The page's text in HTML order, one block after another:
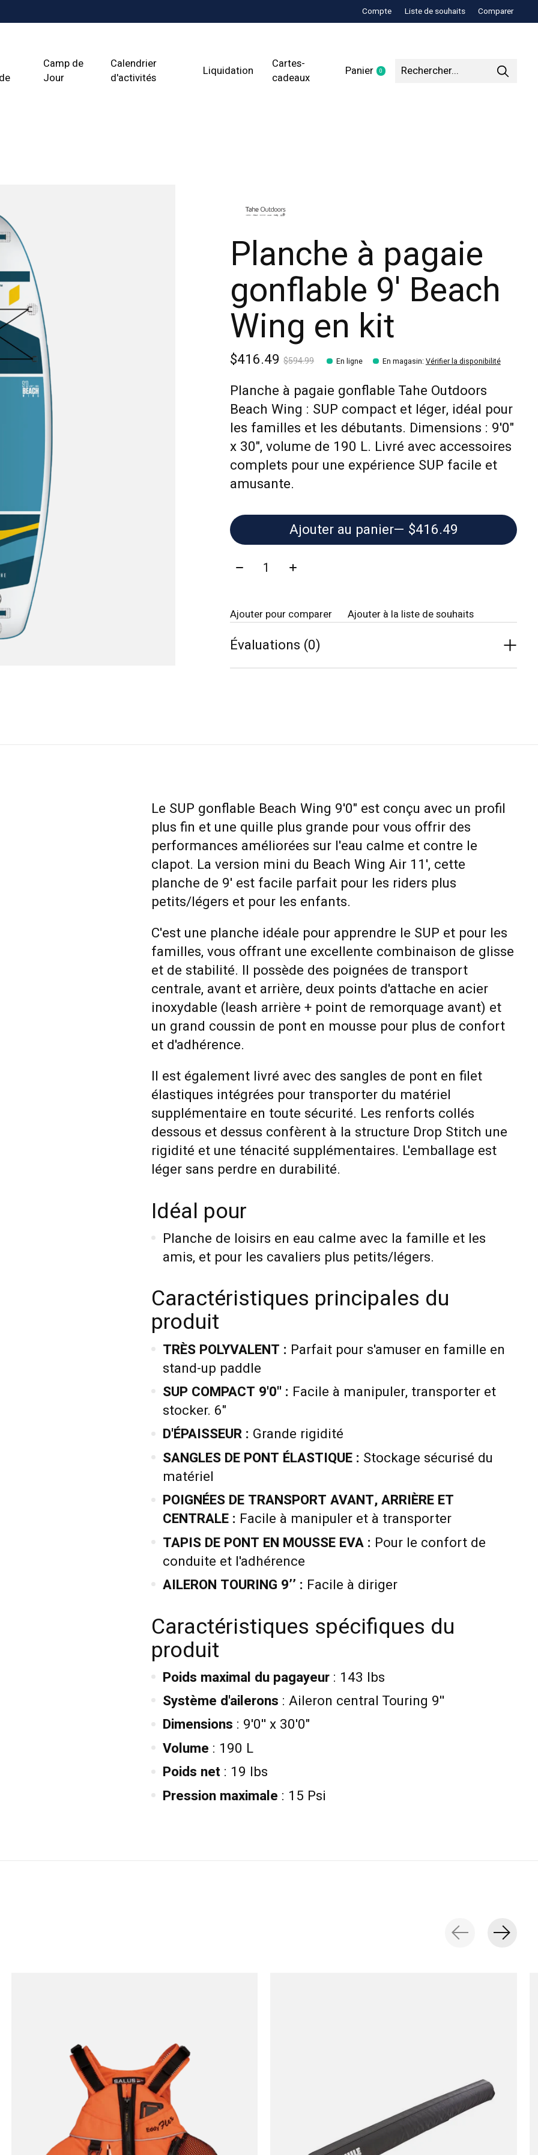
Compte Liste de souhaits Comparer
Camp de
Jour
Calendrier
d'activités
Liquidation
Cartes-
cadeaux
Panier 0items
Planche à pagaie
gonflable 9' Beach
Wing en kit
$416.49$594.99 En ligne En magasin: Vérifier la disponibilité
Planche à pagaie gonflable Tahe Outdoors
Beach Wing : SUP compact et léger, idéal pour
les familles et les débutants. Dimensions : 9'0"
x 30", volume de 190 L. Livré avec accessoires
complets pour une expérience SUP facile et
amusante.
Ajouter au panier
— $416.49
Quantité:
Ajouter pour comparer Ajouter à la liste de souhaits
Évaluations (0)
Le SUP gonflable Beach Wing 9'0" est conçu avec un profil
plus fin et une quille plus grande pour vous offrir des
performances améliorées sur l'eau calme et contre le
clapot. La version mini du Beach Wing Air 11', cette
planche de 9' est facile parfait pour les riders plus
petits/légers et pour les enfants.
C'est une planche idéale pour apprendre le SUP et pour les
familles, vous offrant une excellente combinaison de glisse
et de stabilité. Il possède des poignées de transport
centrale, avant et arrière, deux points d'attache en acier
inoxydable (leash arrière + point de remorquage avant) et
un grand coussin de pont en mousse pour plus de confort
et d'adhérence.
Il est également livré avec des sangles de pont en filet
élastiques intégrées pour transporter du matériel
supplémentaire en toute sécurité. Les renforts collés
dessous et dessus confèrent à la structure Drop Stitch une
rigidité et une ténacité supplémentaires. L'emballage est
léger sans perdre en durabilité.
Idéal pour
Planche de loisirs en eau calme avec la famille et les
amis, et pour les cavaliers plus petits/légers.
Caractéristiques principales du
produit
TRÈS POLYVALENT : Parfait pour s'amuser en famille en
stand-up paddle
SUP COMPACT 9'0'' : Facile à manipuler, transporter et
stocker. 6"
D'ÉPAISSEUR : Grande rigidité
SANGLES DE PONT ÉLASTIQUE : Stockage sécurisé du
matériel
POIGNÉES DE TRANSPORT AVANT, ARRIÈRE ET
CENTRALE : Facile à manipuler et à transporter
TAPIS DE PONT EN MOUSSE EVA : Pour le confort de
conduite et l'adhérence
AILERON TOURING 9’’ : Facile à diriger
Caractéristiques spécifiques du
produit
Poids maximal du pagayeur: 143 lbs
Système d'ailerons : Aileron central Touring 9''
Dimensions : 9'0'' x 30'0"
Volume : 190 L
Poids net : 19 lbs
Pression maximale : 15 Psi